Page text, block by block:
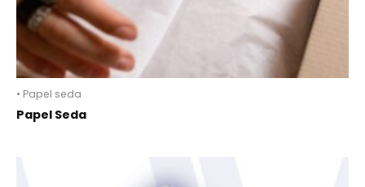
• Papel seda
Papel Seda